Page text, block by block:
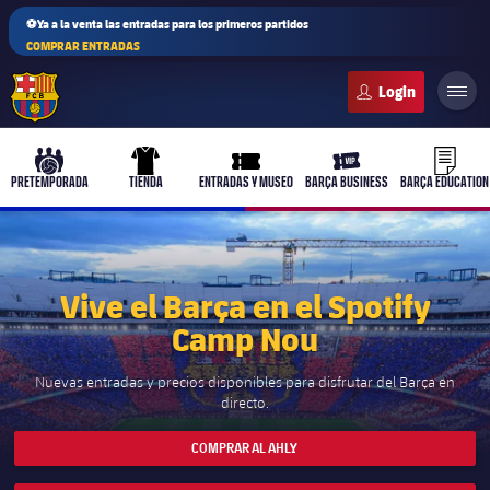
⚽Ya a la venta las entradas para los primeros partidos
COMPRAR ENTRADAS
b-play culers-ball
PRETEMPORADA
uniform
TIENDA
ticket-full
ENTRADAS Y MUSEO
ticket-
BARÇA BUSINESS BARÇA EDUCATION
PLUSICON
MÁS
Primer equipo
Femenino
plusicon
más
plusicon
más
Vive el Barça en el Spotify
Camp Nou
Nuevas entradas y precios disponibles para disfrutar del Barça en
directo.
COMPRAR AL AHLY